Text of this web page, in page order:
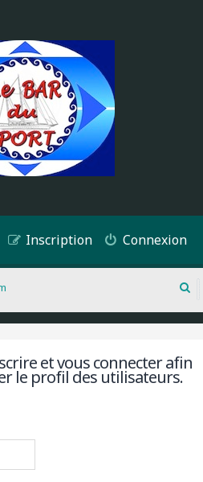
Connexion
Inscription
e
et vous connecter afin
le profil des utilisateurs.